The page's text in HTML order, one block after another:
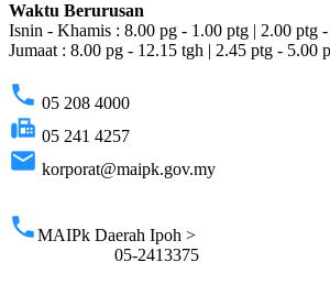
Waktu Berurusan
Isnin - Khamis : 8.00 pg - 1.00 ptg | 2.00 ptg
Jumaat : 8.00 pg - 12.15 tgh | 2.45 ptg - 5.00
phone 05 208 4000
fax 05 241 4257
email korporat@maipk.gov.my
phoneMAIPk Daerah Ipoh >
05-2413375